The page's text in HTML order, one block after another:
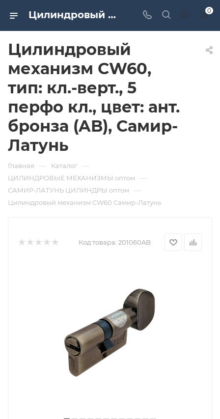
Цилиндровый механизм CW60, тип: кл.-верт., 5 перфо кл., цвет: ант. бронза (AB), Самир-Латунь. Дверная и мебельная фурнитура САМИР-КИЛИТ | Оптовые поставки 0
Цилиндровый
механизм CW60,
тип: кл.-верт., 5
перфо кл., цвет: ант.
бронза (AB), Самир-
Латунь
Главная — Каталог —
ЦИЛИНДРОВЫЕ МЕХАНИЗМЫ оптом —
САМИР-ЛАТУНЬ ЦИЛИНДРЫ оптом —
Цилиндровый механизм CW60 Самир-Латунь
Код товара: 201060AB